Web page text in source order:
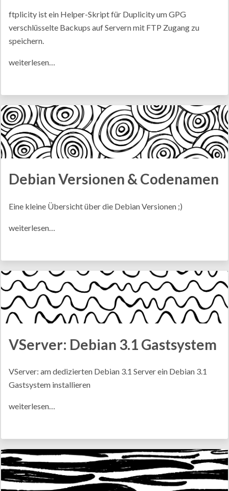
ftplicity ist ein Helper-Skript für Duplicity um GPG
verschlüsselte Backups auf Servern mit FTP Zugang zu
speichern.
weiterlesen…
Debian Versionen & Codenamen
Eine kleine Übersicht über die Debian Versionen ;)
weiterlesen…
VServer: Debian 3.1 Gastsystem
VServer: am dedizierten Debian 3.1 Server ein Debian 3.1
Gastsystem installieren
weiterlesen…